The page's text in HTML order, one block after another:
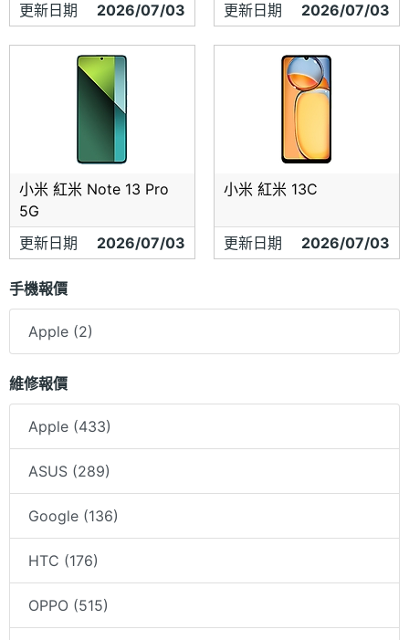
更新日期 2026/07/03 更新日期 2026/07/03
小米 紅米 Note 13 Pro
5G
更新日期
2026/07/03
小米 紅米 13C
更新日期 2026/07/03
手機報價
Apple (2)
維修報價
Apple (433)
ASUS (289)
Google (136)
HTC (176)
OPPO (515)